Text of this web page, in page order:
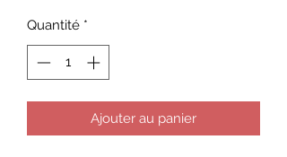
Quantité *
Ajouter au panier